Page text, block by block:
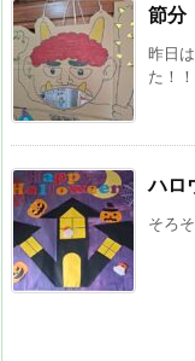
節分
昨日
た！
ハロ
そろ